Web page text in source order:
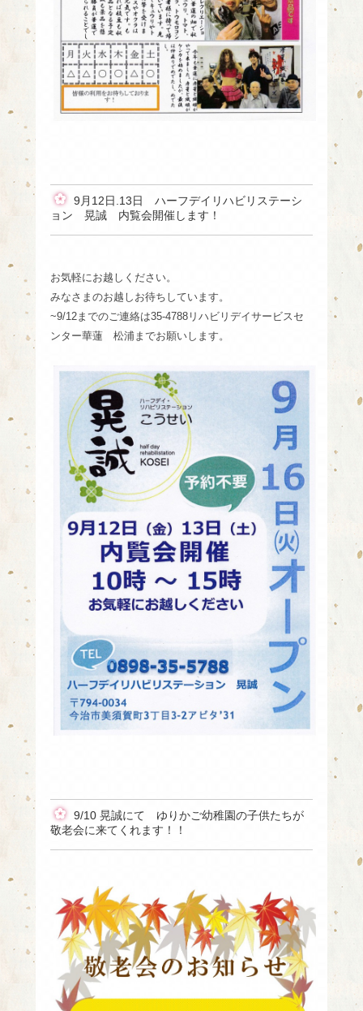
9月12日.13日 ハーフデイリハビリステーシ
ョン 晃誠 内覧会開催します！
お気軽にお越しください。
みなさまのお越しお待ちしています。
~9/12までのご連絡は35-4788リハビリデイサービスセ
ンター華蓮 松浦までお願いします。
9/10 晃誠にて ゆりかご幼稚園の子供たちが
敬老会に来てくれます！！